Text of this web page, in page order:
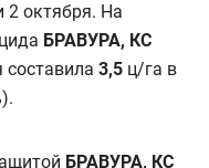
2 октября. На
БРАВУРА, КС
составила 3,5 ц/га в
БРАВУРА, КС